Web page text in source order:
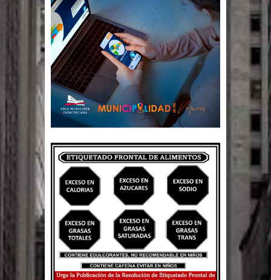
Un lunes trágico deja seis jóvenes
muertos
Heridos y edificios colapsados tras
terremoto de magnitud 7,1 en Japón
Poder Ejecutivo promulga
modificaciones al nuevo Código Penal
Diputado Félix Michell Rodríguez
reveló que con Presupuesto
Complementario gobierno endeuda
país con 3,500 millones de dólares
El PRM tendrá desde el próximo